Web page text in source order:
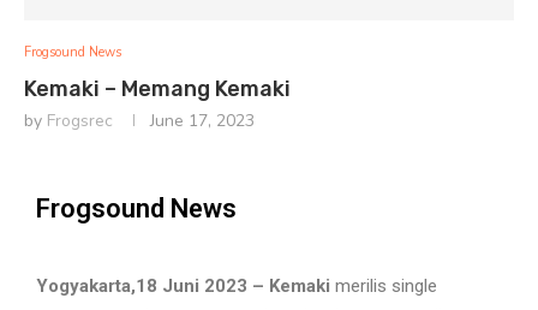
Frogsound News
Kemaki – Memang Kemaki
by Frogsrec June 17, 2023
Frogsound News
Yogyakarta,18 Juni 2023 – Kemaki merilis single